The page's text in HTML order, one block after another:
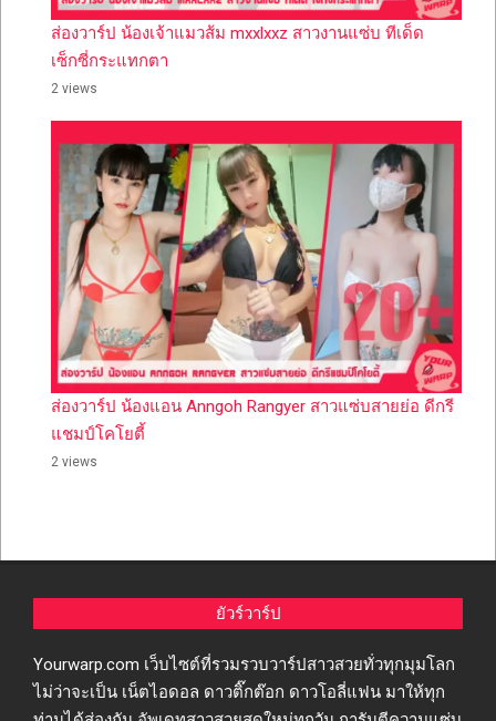
ส่องวาร์ป น้องเจ้าแมวส้ม mxxlxxz สาวงานแซ่บ ทีเด็ด
เซ็กซี่กระแทกตา
2 views
ส่องวาร์ป น้องแอน Anngoh Rangyer สาวแซ่บสายย่อ ดีกรี
แชมป์โคโยตี้
2 views
ยัวร์วาร์ป
Yourwarp.com เว็บไซต์ที่รวมรวบวาร์ปสาวสวยทั่วทุกมุมโลก
ไม่ว่าจะเป็น เน็ตไอดอล ดาวติ๊กต๊อก ดาวโอลี่แฟน มาให้ทุก